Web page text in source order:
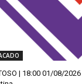
| 18:00 01/08/